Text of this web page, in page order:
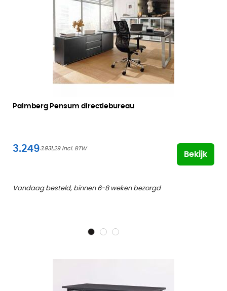
Palmberg Pensum directiebureau
3.2493.931,29
Bekijk
Vandaag besteld, binnen 6-8 weken bezorgd